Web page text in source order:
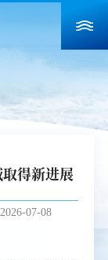
得新进展
07-08